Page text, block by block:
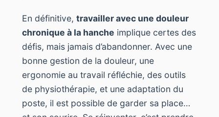
En définitive, travailler avec une douleur
chronique à la hanche implique certes des
défis, mais jamais d’abandonner. Avec une
bonne gestion de la douleur, une
ergonomie au travail réfléchie, des outils
de physiothérapie, et une adaptation du
poste, il est possible de garder sa place…